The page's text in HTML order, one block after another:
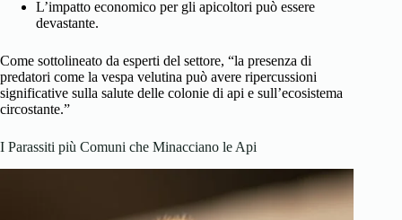
L’impatto economico per gli apicoltori può essere
devastante.
Come sottolineato da esperti del settore, “la presenza di
predatori come la vespa velutina può avere ripercussioni
significative sulla salute delle colonie di api e sull’ecosistema
circostante.”
I Parassiti più Comuni che Minacciano le Api